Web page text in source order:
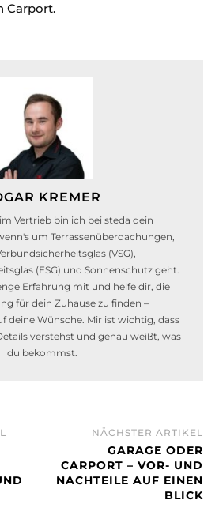
Carport.
KREMER
Vertrieb bin ich bei steda dein
um Terrassenüberdachungen,
(VSG),
(ESG) und Sonnenschutz geht.
Erfahrung mit und helfe dir, die
für dein Zuhause zu finden –
deine Wünsche. Mir ist wichtig, dass
verstehst und genau weißt, was
du bekommst.
NÄCHSTER ARTIKEL
GARAGE ODER
CARPORT – VOR- UND
NACHTEILE AUF EINEN
BLICK